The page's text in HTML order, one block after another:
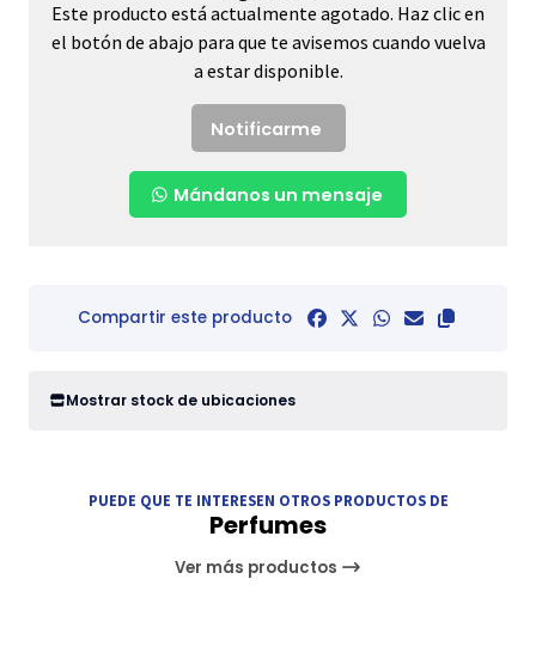
Este producto está actualmente agotado. Haz clic en
el botón de abajo para que te avisemos cuando vuelva
a estar disponible.
Notificarme
Mándanos un mensaje
Compartir este producto
Mostrar stock de ubicaciones
PUEDE QUE TE INTERESEN OTROS PRODUCTOS DE
Perfumes
Ver más productos